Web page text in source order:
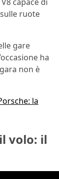
V8 capace di
ruote
gare
ha
non è
la
volo: il